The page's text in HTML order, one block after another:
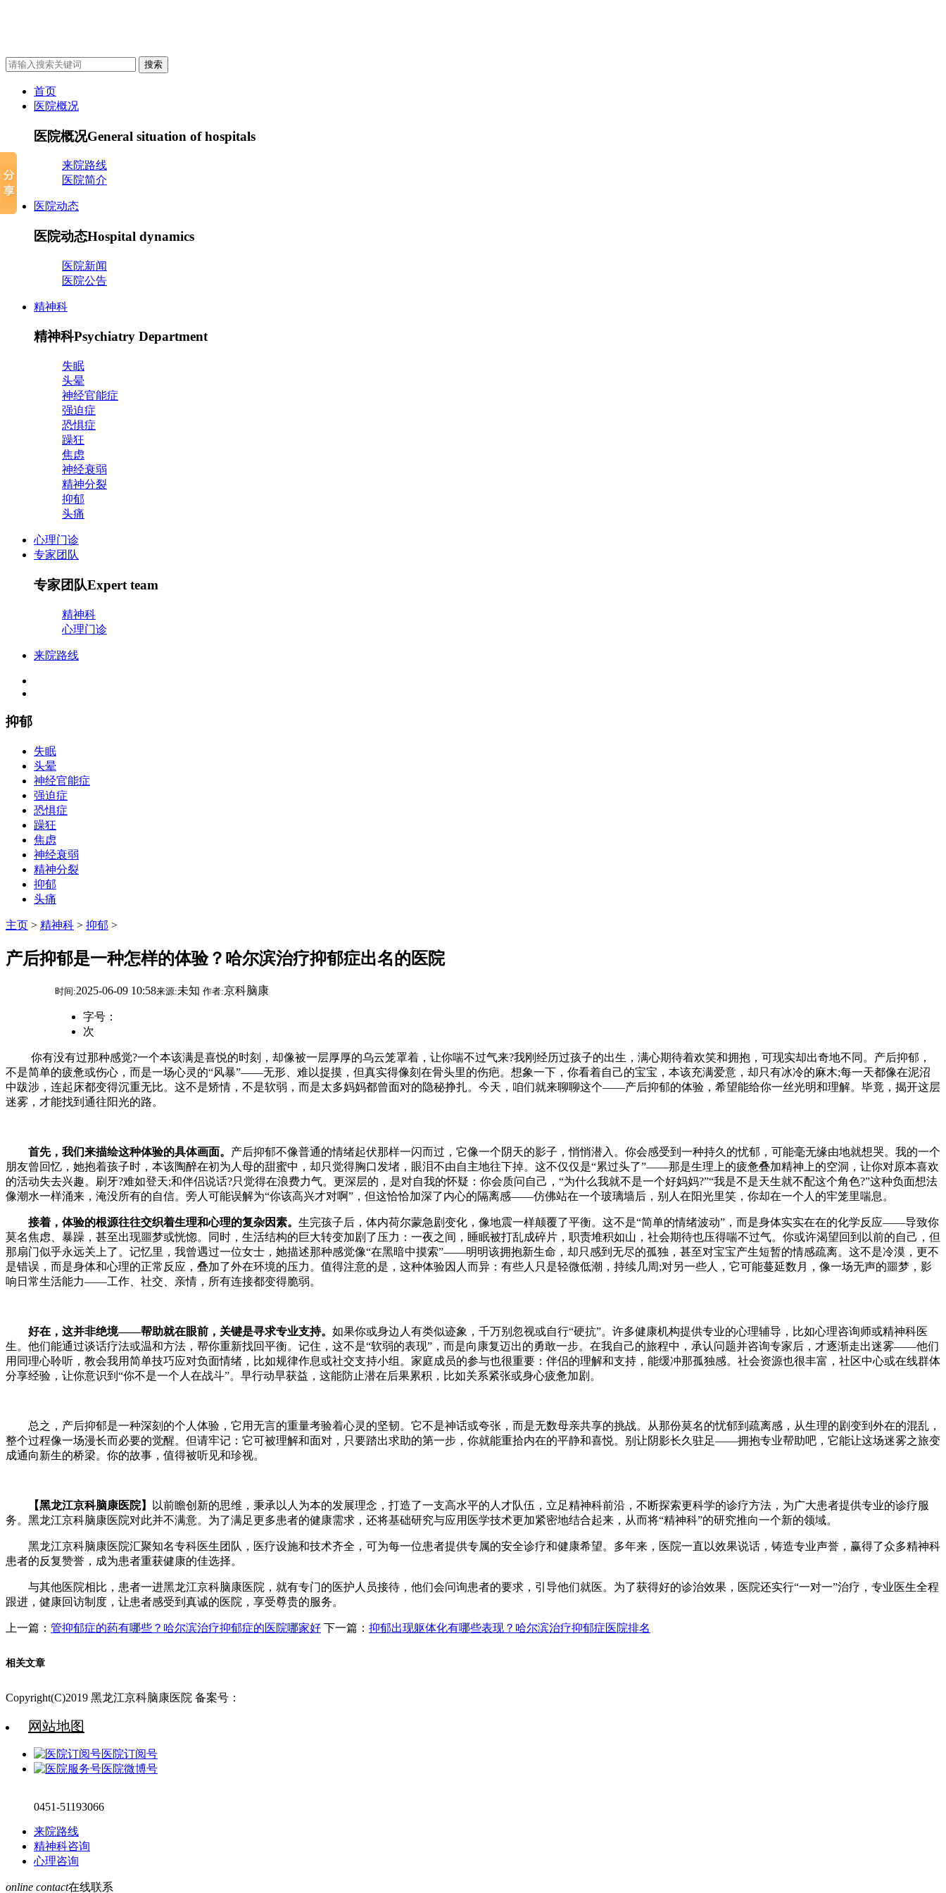
首页
医院概况
医院概况General situation of hospitals
来院路线
医院简介
医院动态
医院动态Hospital dynamics
医院新闻
医院公告
精神科
精神科Psychiatry Department
失眠
头晕
神经官能症
强迫症
恐惧症
躁狂
焦虑
神经衰弱
精神分裂
抑郁
头痛
心理门诊
专家团队
专家团队Expert team
精神科
心理门诊
来院路线
抑郁
失眠
头晕
神经官能症
强迫症
恐惧症
躁狂
焦虑
神经衰弱
精神分裂
抑郁
头痛
主页 > 精神科 > 抑郁 >
产后抑郁是一种怎样的体验？哈尔滨治疗抑郁症出名的医院
时间:2025-06-09 10:58来源:未知 作者:京科脑康
字号：
次
你有没有过那种感觉?一个本该满是喜悦的时刻，却像被一层厚厚的乌云笼罩着，让你喘不过气来?我刚经历过孩子的出生，满心期待着欢笑和拥抱，可现实却出奇地不同。产后抑郁，
不是简单的疲惫或伤心，而是一场心灵的“风暴”——无形、难以捉摸，但真实得像刻在骨头里的伤疤。想象一下，你看着自己的宝宝，本该充满爱意，却只有冰冷的麻木;每一天都像在泥沼
中跋涉，连起床都变得沉重无比。这不是矫情，不是软弱，而是太多妈妈都曾面对的隐秘挣扎。今天，咱们就来聊聊这个——产后抑郁的体验，希望能给你一丝光明和理解。毕竟，揭开这层
迷雾，才能找到通往阳光的路。
首先，我们来描绘这种体验的具体画面。 产后抑郁不像普通的情绪起伏那样一闪而过，它像一个阴天的影子，悄悄潜入。你会感受到一种持久的忧郁，可能毫无缘由地就想哭。我的一个
朋友曾回忆，她抱着孩子时，本该陶醉在初为人母的甜蜜中，却只觉得胸口发堵，眼泪不由自主地往下掉。这不仅仅是“累过头了”——那是生理上的疲惫叠加精神上的空洞，让你对原本喜欢
的活动失去兴趣。刷牙?难如登天;和伴侣说话?只觉得在浪费力气。更深层的，是对自我的怀疑：你会质问自己，“为什么我就不是一个好妈妈?”“我是不是天生就不配这个角色?”这种负面想法
像潮水一样涌来，淹没所有的自信。旁人可能误解为“你该高兴才对啊”，但这恰恰加深了内心的隔离感——仿佛站在一个玻璃墙后，别人在阳光里笑，你却在一个人的牢笼里喘息。
接着，体验的根源往往交织着生理和心理的复杂因素。 生完孩子后，体内荷尔蒙急剧变化，像地震一样颠覆了平衡。这不是“简单的情绪波动”，而是身体实实在在的化学反应——导致你
莫名焦虑、暴躁，甚至出现噩梦或恍惚。同时，生活结构的巨大转变加剧了压力：一夜之间，睡眠被打乱成碎片，职责堆积如山，社会期待也压得喘不过气。你或许渴望回到以前的自己，但
那扇门似乎永远关上了。记忆里，我曾遇过一位女士，她描述那种感觉像“在黑暗中摸索”——明明该拥抱新生命，却只感到无尽的孤独，甚至对宝宝产生短暂的情感疏离。这不是冷漠，更不
是错误，而是身体和心理的正常反应，叠加了外在环境的压力。值得注意的是，这种体验因人而异：有些人只是轻微低潮，持续几周;对另一些人，它可能蔓延数月，像一场无声的噩梦，影
响日常生活能力——工作、社交、亲情，所有连接都变得脆弱。
好在，这并非绝境——帮助就在眼前，关键是寻求专业支持。 如果你或身边人有类似迹象，千万别忽视或自行“硬抗”。许多健康机构提供专业的心理辅导，比如心理咨询师或精神科医
生。他们能通过谈话疗法或温和方法，帮你重新找回平衡。记住，这不是“软弱的表现”，而是向康复迈出的勇敢一步。在我自己的旅程中，承认问题并咨询专家后，才逐渐走出迷雾——他们
用同理心聆听，教会我用简单技巧应对负面情绪，比如规律作息或社交支持小组。家庭成员的参与也很重要：伴侣的理解和支持，能缓冲那孤独感。社会资源也很丰富，社区中心或在线群体
分享经验，让你意识到“你不是一个人在战斗”。早行动早获益，这能防止潜在后果累积，比如关系紧张或身心疲惫加剧。
总之，产后抑郁是一种深刻的个人体验，它用无言的重量考验着心灵的坚韧。它不是神话或夸张，而是无数母亲共享的挑战。从那份莫名的忧郁到疏离感，从生理的剧变到外在的混乱，
整个过程像一场漫长而必要的觉醒。但请牢记：它可被理解和面对，只要踏出求助的第一步，你就能重拾内在的平静和喜悦。别让阴影长久驻足——拥抱专业帮助吧，它能让这场迷雾之旅变
成通向新生的桥梁。你的故事，值得被听见和珍视。
【黑龙江京科脑康医院】
以前瞻创新的思维，秉承以人为本的发展理念，打造了一支高水平的人才队伍，立足精神科前沿，不断探索更科学的诊疗方法，为广大患者提供专业的诊疗服
务。黑龙江京科脑康医院对此并不满意。为了满足更多患者的健康需求，还将基础研究与应用医学技术更加紧密地结合起来，从而将“精神科”的研究推向一个新的领域。
黑龙江京科脑康医院汇聚知名专科医生团队，医疗设施和技术齐全，可为每一位患者提供专属的安全诊疗和健康希望。多年来，医院一直以效果说话，铸造专业声誉，赢得了众多精神科
患者的反复赞誉，成为患者重获健康的佳选择。
与其他医院相比，患者一进黑龙江京科脑康医院，就有专门的医护人员接待，他们会问询患者的要求，引导他们就医。为了获得好的诊治效果，医院还实行“一对一”治疗，专业医生全程
跟进，健康回访制度，让患者感受到真诚的医院，享受尊贵的服务。
上一篇： 管抑郁症的药有哪些？哈尔滨治疗抑郁症的医院哪家好 下一篇： 抑郁出现躯体化有哪些表现？哈尔滨治疗抑郁症医院排名
相关文章
Copyright(C)2019 黑龙江京科脑康医院 备案号：
网站地图
医院订阅号
医院微博号
0451-51193066
来院路线
精神科咨询
心理咨询
online contact在线联系